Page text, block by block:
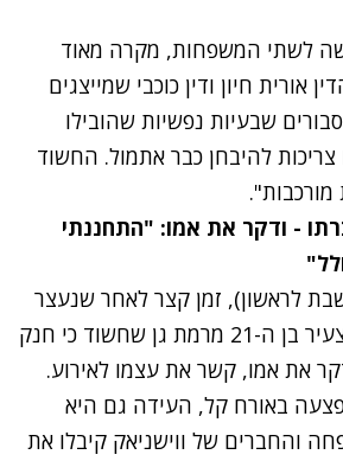
לשתי המשפחות, מקרה מאוד
אורית חיון ודין כוכבי שמייצגים
שבעיות נפשיות שהובילו
להיבחן כבר אתמול. החשוד
- ודקר את אמו: "התחננתי
לראשון), זמן קצר לאחר שנעצר
על ידי המשטרה, הצעיר בן ה-21 מרמת גן שחשוד כי חנק
את אמו, קשר את עצמו לאירוע.
באורח קל, העידה גם היא
והחברים של ווישניאק קיבלו את